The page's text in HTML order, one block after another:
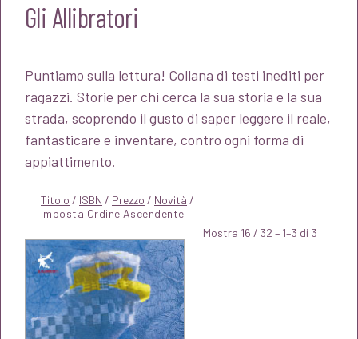
Gli Allibratori
Puntiamo sulla lettura! Collana di testi inediti per
ragazzi. Storie per chi cerca la sua storia e la sua
strada, scoprendo il gusto di saper leggere il reale,
fantasticare e inventare, contro ogni forma di
appiattimento.
Titolo / ISBN / Prezzo / Novità /
Mostra 16 / 32 – 1–3 di 3